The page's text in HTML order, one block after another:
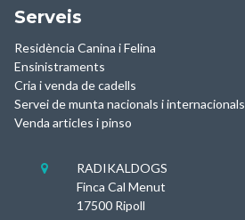
Serveis
Residència Canina i Felina
Ensinistraments
Cria i venda de cadells
Servei de munta nacionals i internacionals
Venda articles i pinso

RADIKALDOGS
Finca Cal Menut
17500 Ripoll